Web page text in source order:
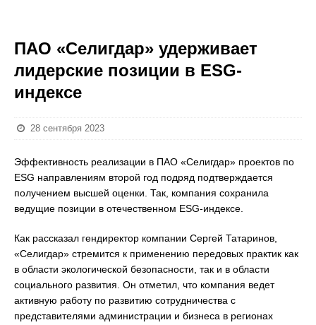
ПАО «Селигдар» удерживает
лидерские позиции в ESG-
индексе
28 сентября 2023
Эффективность реализации в ПАО «Селигдар» проектов по
ESG направлениям второй год подряд подтверждается
получением высшей оценки. Так, компания сохранила
ведущие позиции в отечественном ESG-индексе.
Как рассказал гендиректор компании Сергей Татаринов,
«Селигдар» стремится к применению передовых практик как
в области экологической безопасности, так и в области
социального развития. Он отметил, что компания ведет
активную работу по развитию сотрудничества с
представителями администрации и бизнеса в регионах